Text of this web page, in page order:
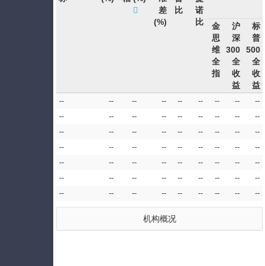
差
(%)
比
诺
比
金
思
维
全
指
沪
深
300
全
收
益
标
普
500
全
收
益
-- -- -- -- -- -- -- --
--
--
-- -- -- -- -- -- --
--
--
-- -- -- -- -- -- --
--
--
-- -- -- -- -- -- --
--
--
-- -- -- -- -- -- --
--
--
-- -- -- -- -- -- --
--
--
-- -- -- -- -- -- -- --
机构概况